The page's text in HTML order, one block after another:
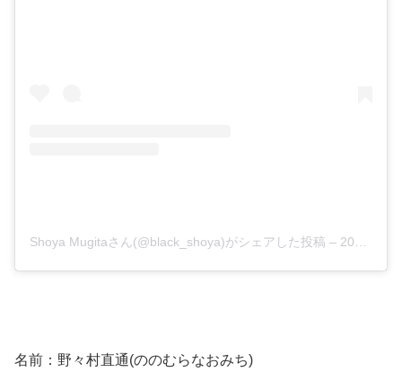
Shoya Mugitaさん(@black_shoya)がシェアした投稿 – 2016年 8月月16日午後8時10分PDT
名前：野々村直通(ののむらなおみち)